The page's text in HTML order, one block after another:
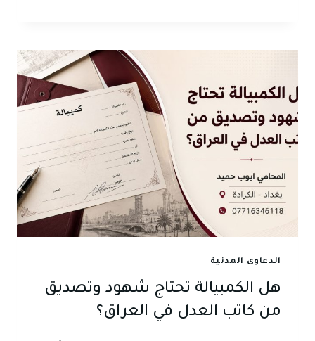
عليه
والمظهر
الكمبيالة
العراق؟
الدعاوى المدنية
هل الكمبيالة تحتاج شهود وتصديق
من كاتب العدل في العراق؟